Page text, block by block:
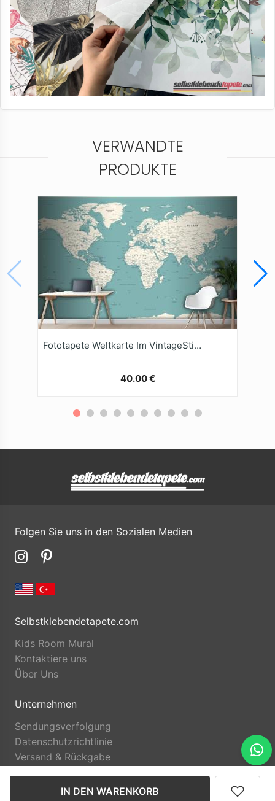
IN DEN WARENKORB
VERWANDTE
PRODUKTE
Fototapete Weltkarte Im VintageStil Mit Politischen Motiven
40.00 €
Folgen Sie uns in den Sozialen Medien
Selbstklebendetapete.com
Kids Room Mural
Kontaktiere uns
Über Uns
Unternehmen
Sendungsverfolgung
Datenschutzrichtlinie
Versand & Rückgabe